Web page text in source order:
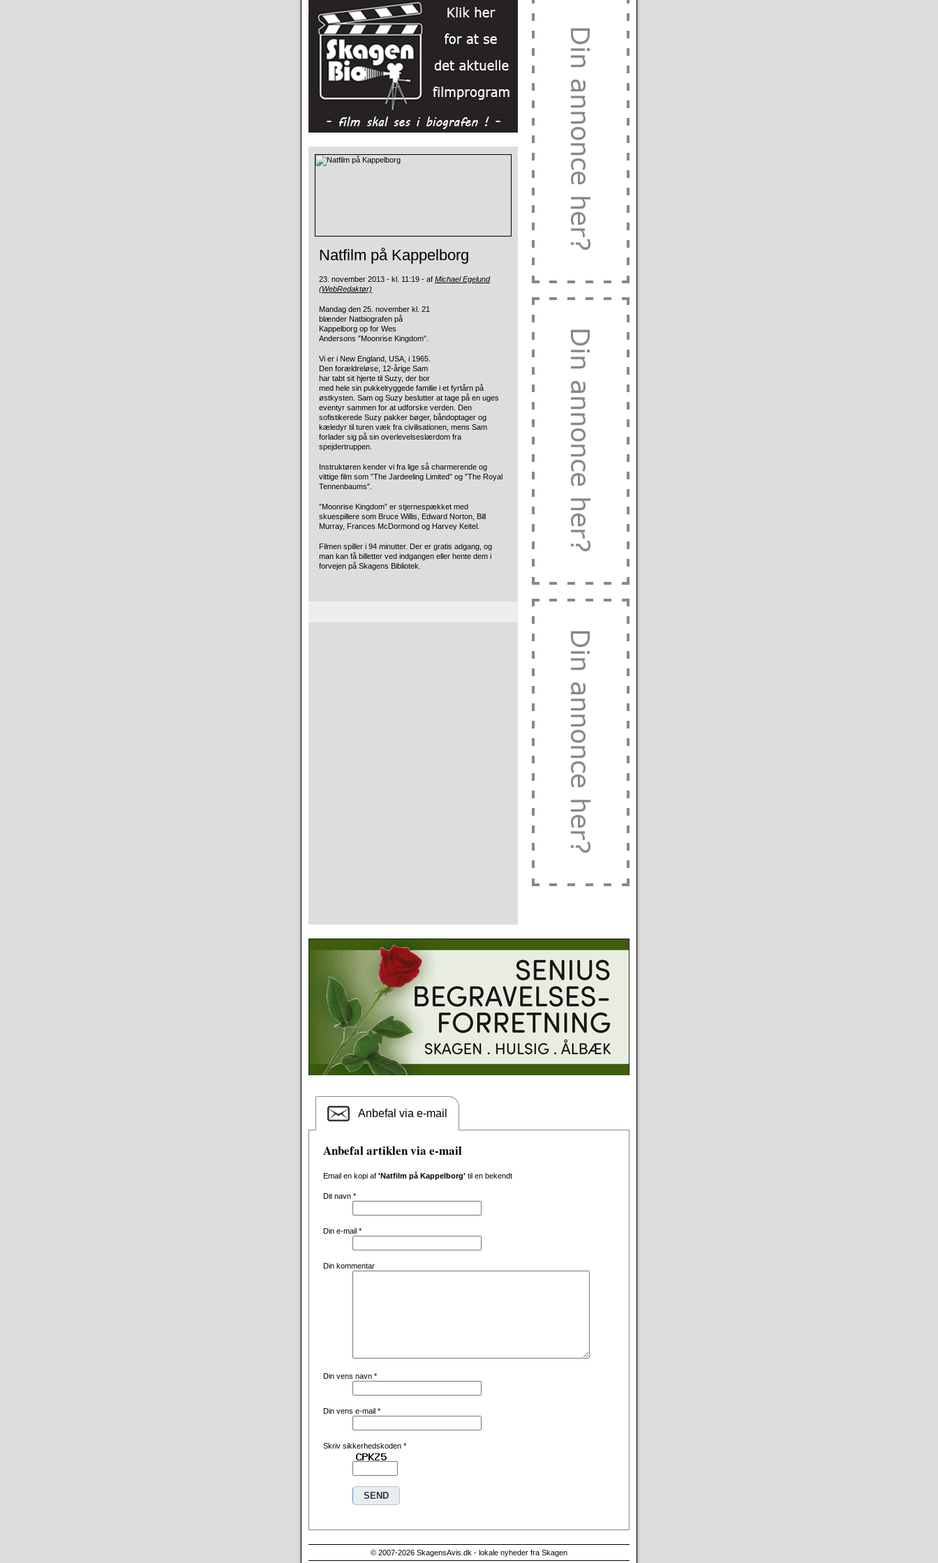
Natfilm på Kappelborg
23. november 2013 - kl. 11:19 - af Michael Egelund
(WebRedaktør)
Mandag den 25. november kl. 21
blænder Natbiografen på
Kappelborg op for Wes
Andersons ”Moonrise Kingdom”.
Vi er i New England, USA, i 1965.
Den forældreløse, 12-årige Sam
har tabt sit hjerte til Suzy, der bor
med hele sin pukkelryggede familie i et fyrtårn på
østkysten. Sam og Suzy beslutter at tage på en uges
eventyr sammen for at udforske verden. Den
sofistikerede Suzy pakker bøger, båndoptager og
kæledyr til turen væk fra civilisationen, mens Sam
forlader sig på sin overlevelseslærdom fra
spejdertruppen.
Instruktøren kender vi fra lige så charmerende og
vittige film som ”The Jardeeling Limited” og ”The Royal
Tennenbaums”.
”Moonrise Kingdom” er stjernespækket med
skuespillere som Bruce Willis, Edward Norton, Bill
Murray, Frances McDormond og Harvey Keitel.
Filmen spiller i 94 minutter. Der er gratis adgang, og
man kan få billetter ved indgangen eller hente dem i
forvejen på Skagens Bibliotek.
Anbefal via e-mail
Anbefal artiklen via e-mail
Email en kopi af 'Natfilm på Kappelborg' til en bekendt
Dit navn *
Din e-mail *
Din kommentar
Din vens navn *
Din vens e-mail *
Skriv sikkerhedskoden *
© 2007-2026 SkagensAvis.dk - lokale nyheder fra Skagen